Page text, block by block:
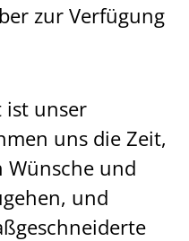
zur Verfügung
ist unser
uns die Zeit,
und
und